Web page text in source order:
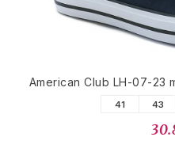
American Club LH-07-23
41 43